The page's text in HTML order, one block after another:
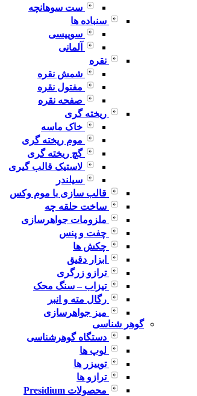
ست سوهانچه
سنباده ها
سوییسی
آلمانی
نقره
شمش نقره
مفتول نقره
صفحه نقره
ریخته گری
خاک ماسه
موم ریخته گری
گچ ریخته گری
لاستیک قالب گیری
سیلندر
قالب سازی با موم وکس
ساخت حلقه چه
ملزومات جواهرسازی
چفت و پنس
چکش ها
ابزار دقیق
ترازو زرگری
تیزاب – سنگ محک
رگال مته و انبر
میز جواهرسازی
گوهر شناسی
دستگاه گوهرشناسی
لوپ ها
توییزر ها
ترازو ها
محصولات Presidium